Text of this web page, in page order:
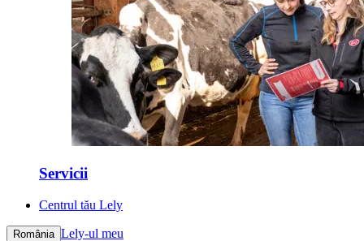
Servicii
Centrul tău Lely
România Lely-ul meu